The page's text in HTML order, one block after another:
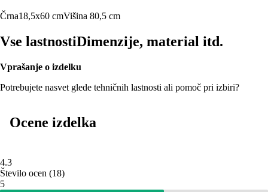
Črna18,5x60 cmVišina 80,5 cm
Vse lastnostiDimenzije, material itd.
Vprašanje o izdelku
Potrebujete nasvet glede tehničnih lastnosti ali pomoč pri izbiri?
Ocene izdelka
4.3
Število ocen (18)
5